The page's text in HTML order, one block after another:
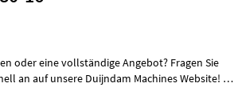
oder eine vollständige Angebot? Fragen Sie
an auf unsere Duijndam Machines Website! Sie